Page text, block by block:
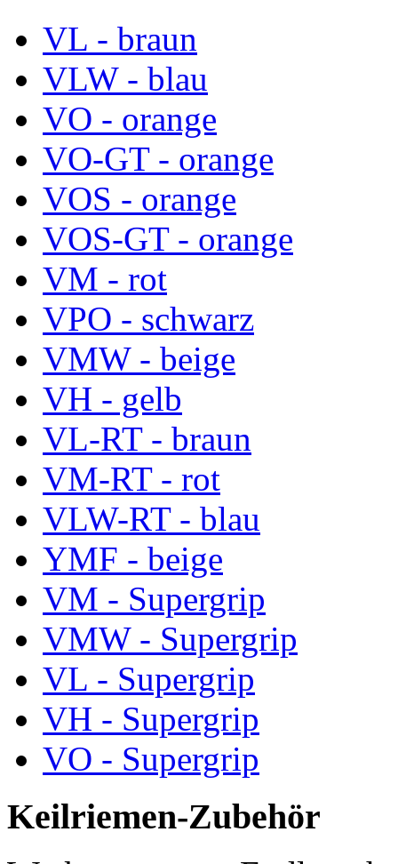
VL - braun
VLW - blau
VO - orange
VO-GT - orange
VOS - orange
VOS-GT - orange
VM - rot
VPO - schwarz
VMW - beige
VH - gelb
VL-RT - braun
VM-RT - rot
VLW-RT - blau
YMF - beige
VM - Supergrip
VMW - Supergrip
VL - Supergrip
VH - Supergrip
VO - Supergrip
Keilriemen-Zubehör